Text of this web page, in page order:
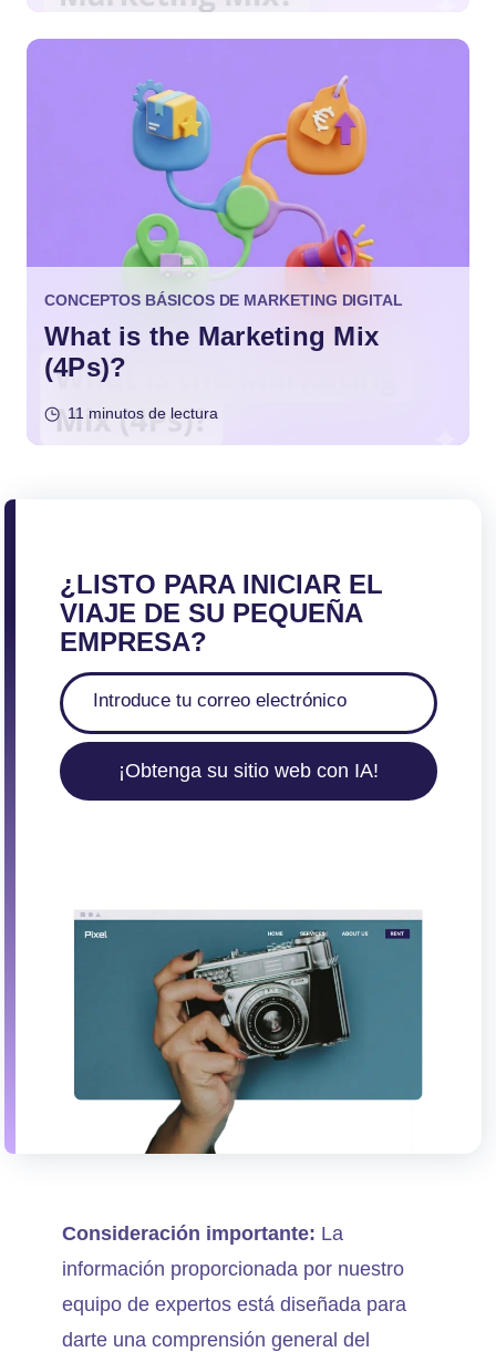
CONCEPTOS BÁSICOS DE MARKETING DIGITAL
What is the Marketing Mix
(4Ps)?
11 minutos de lectura
¿LISTO PARA INICIAR EL
VIAJE DE SU PEQUEÑA
EMPRESA?
¡Obtenga su sitio web con IA!
Consideración importante: La
información proporcionada por nuestro
equipo de expertos está diseñada para
darte una comprensión general del